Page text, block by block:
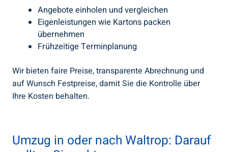
Angebote einholen und vergleichen
Eigenleistungen wie Kartons packen
übernehmen
Frühzeitige Terminplanung
Wir bieten faire Preise, transparente Abrechnung und
auf Wunsch Festpreise, damit Sie die Kontrolle über
Ihre Kosten behalten.
Umzug in oder nach Waltrop: Darauf